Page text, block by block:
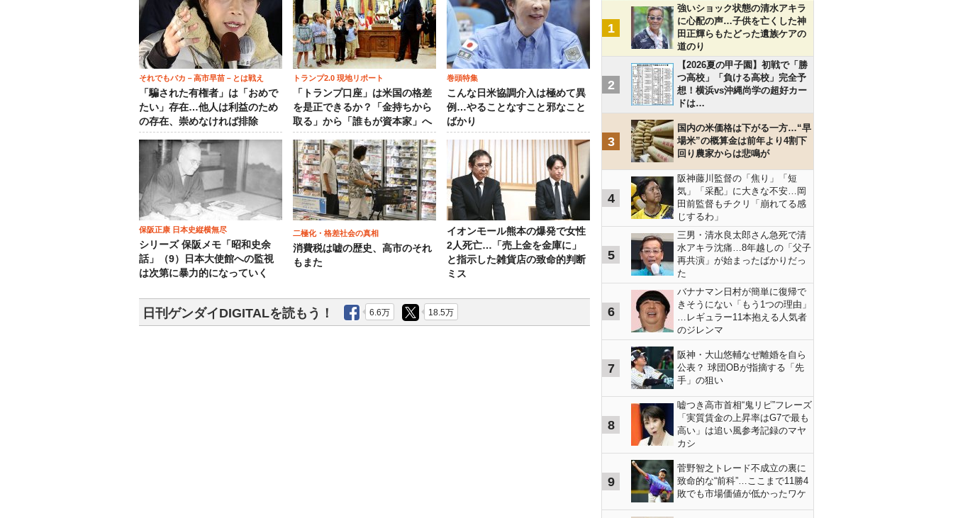
それでもバカ－高市早苗－とは戦え
「騙された有権者」は「おめで
たい」存在…他人は利益のため
の存在、崇めなければ排除
トランプ2.0 現地リポート
「トランプ口座」は米国の格差
を是正できるか？「金持ちから
取る」から「誰もが資本家」へ
巻頭特集
こんな日米協調介入は極めて異
例…やることなすこと邪なこと
ばかり
保阪正康 日本史縦横無尽
シリーズ 保阪メモ「昭和史余
話」（9）日本大使館への監視
は次第に暴力的になっていく
二極化・格差社会の真相
消費税は嘘の歴史、高市のそれ
もまた
イオンモール熊本の爆発で女性
2人死亡…「売上金を金庫に」
と指示した雑貨店の致命的判断
ミス
日刊ゲンダイDIGITALを読もう！ 6.6万 18.5万
1
強いショック状態の清水アキラ
に心配の声…子供を亡くした神
田正輝らもたどった遺族ケアの
道のり
2
【2026夏の甲子園】初戦で「勝
つ高校」「負ける高校」完全予
想！横浜vs沖縄尚学の超好カー
ドは…
3
国内の米価格は下がる一方…“早
場米”の概算金は前年より4割下
回り農家からは悲鳴が
4
阪神藤川監督の「焦り」「短
気」「采配」に大きな不安…岡
田前監督もチクリ「崩れてる感
じするわ」
5
三男・清水良太郎さん急死で清
水アキラ沈痛…8年越しの「父子
再共演」が始まったばかりだっ
た
6
バナナマン日村が簡単に復帰で
きそうにない「もう1つの理由」
…レギュラー11本抱える人気者
のジレンマ
7
阪神・大山悠輔なぜ離婚を自ら
公表？ 球団OBが指摘する「先
手」の狙い
8
嘘つき高市首相“鬼リピ”フレーズ
「実質賃金の上昇率はG7で最も
高い」は追い風参考記録のマヤ
カシ
9
菅野智之トレード不成立の裏に
致命的な“前科”…ここまで11勝4
敗でも市場価値が低かったワケ